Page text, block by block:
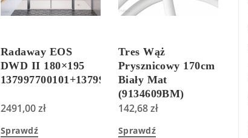
Radaway EOS
DWD II 180×195
137997700101+137991030101
2491,00zł
Sprawdź
Tres Wąż
Prysznicowy 170cm
Biały Mat
(9134609BM)
142,68zł
Sprawdź